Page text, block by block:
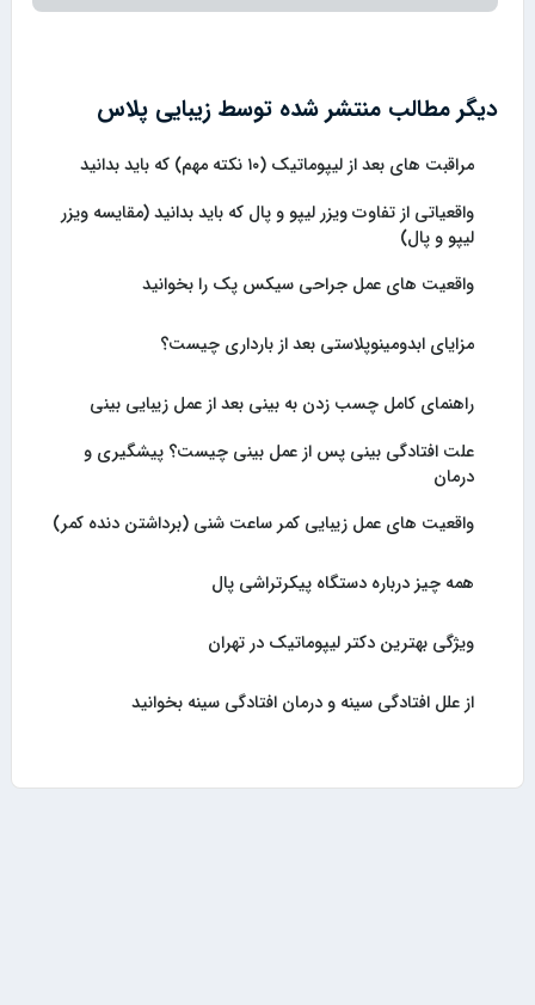
دیگر مطالب منتشر شده توسط زیبایی پلاس
مراقبت های بعد از لیپوماتیک (۱۰ نکته مهم) که باید بدانید
واقعیاتی از تفاوت ویزر لیپو و پال که باید بدانید (مقایسه ویزر
لیپو و پال)
واقعیت های عمل جراحی سیکس پک را بخوانید
مزایای ابدومینوپلاستی بعد از بارداری چیست؟
راهنمای کامل چسب زدن به بینی بعد از عمل زیبایی بینی
علت افتادگی بینی پس از عمل بینی چیست؟ پیشگیری و
درمان
واقعیت های عمل زیبایی کمر ساعت شنی (برداشتن دنده کمر)
همه چیز درباره دستگاه پیکرتراشی پال
ویژگی بهترین دکتر لیپوماتیک در تهران
از علل افتادگی سینه و درمان افتادگی سینه بخوانید